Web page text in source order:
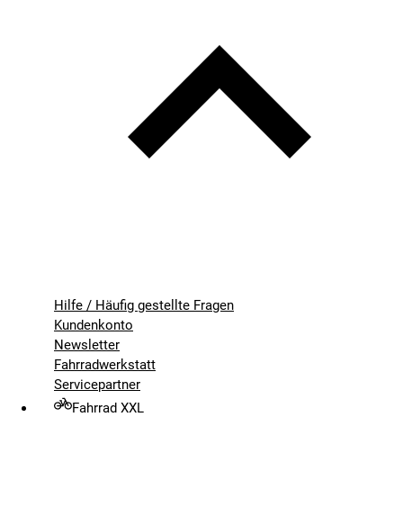
Hilfe / Häufig gestellte Fragen
Kundenkonto
Newsletter
Fahrradwerkstatt
Servicepartner
Fahrrad XXL